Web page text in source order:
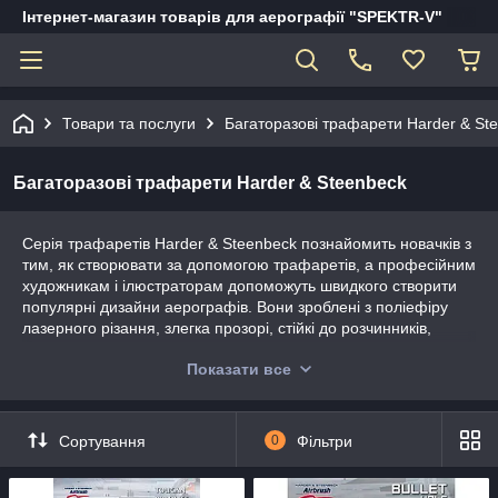
Інтернет-магазин товарів для аерографії "SPEKTR-V"
Товари та послуги Багаторазові трафарети Harder &
Багаторазові трафарети Harder & Steenbeck
Серія трафаретів Harder & Steenbeck познайомить новачків з
тим, як створювати за допомогою трафаретів, а професійним
художникам і ілюстраторам допоможуть швидкого створити
популярні дизайни аерографів. Вони зроблені з поліефіру
лазерного різання, злегка прозорі, стійкі до розчинників,
Диапазон эффектов состоит из трафаретов для создания
быстро и легко создавать космические пейзажи и
футуристические городские пейзажи.
Трафареты в виде полос с полосками позволяют вам
Показати все
Сортування 0 Фільтри